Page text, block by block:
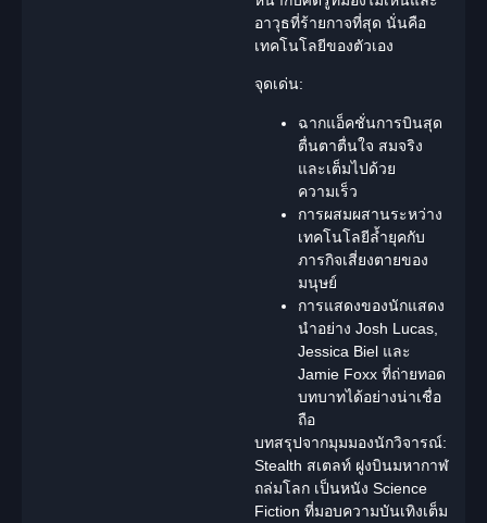
อาวุธที่ร้ายกาจที่สุด นั่นคือ
เทคโนโลยีของตัวเอง
จุดเด่น:
ฉากแอ็คชั่นการบินสุด
ตื่นตาตื่นใจ สมจริง
และเต็มไปด้วย
ความเร็ว
การผสมผสานระหว่าง
เทคโนโลยีล้ำยุคกับ
ภารกิจเสี่ยงตายของ
มนุษย์
การแสดงของนักแสดง
นำอย่าง Josh Lucas,
Jessica Biel และ
Jamie Foxx ที่ถ่ายทอด
บทบาทได้อย่างน่าเชื่อ
ถือ
บทสรุปจากมุมมองนักวิจารณ์:
Stealth สเตลท์ ฝูงบินมหากาฬ
ถล่มโลก เป็นหนัง Science
Fiction ที่มอบความบันเทิงเต็ม